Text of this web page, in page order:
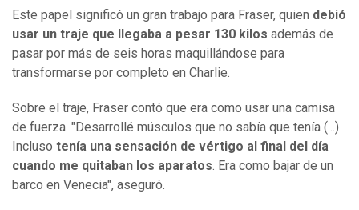
Este papel significó un gran trabajo para Fraser, quien debió
usar un traje que llegaba a pesar 130 kilos además de
pasar por más de seis horas maquillándose para
transformarse por completo en Charlie.
Sobre el traje, Fraser contó que era como usar una camisa
de fuerza. "Desarrollé músculos que no sabía que tenía (...)
Incluso tenía una sensación de vértigo al final del día
cuando me quitaban los aparatos . Era como bajar de un
barco en Venecia", aseguró.